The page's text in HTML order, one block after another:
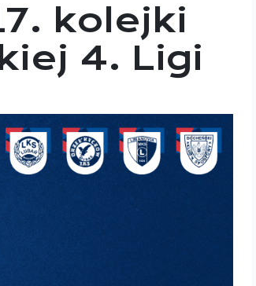
kolejki
4. Ligi